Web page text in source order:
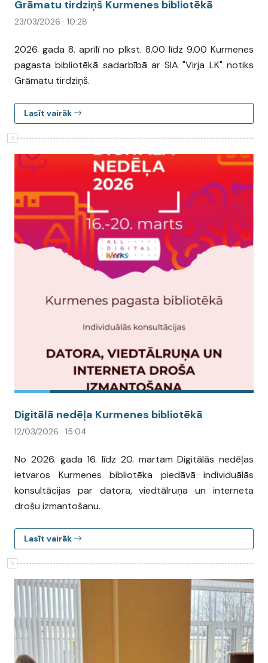
Grāmatu tirdziņš Kurmenes bibliotēkā
23/03/2026 · 10:28
2026. gada 8. aprīlī no plkst. 8.00 līdz 9.00 Kurmenes
pagasta bibliotēkā sadarbībā ar SIA "Virja LK" notiks
Grāmatu tirdziņš.
Lasīt vairāk
Digitālā nedēļa Kurmenes bibliotēkā
12/03/2026 · 15:04
No 2026. gada 16. līdz 20. martam Digitālās nedēļas
ietvaros Kurmenes bibliotēka piedāvā individuālās
konsultācijas par datora, viedtālruņa un interneta
drošu izmantošanu.
Lasīt vairāk